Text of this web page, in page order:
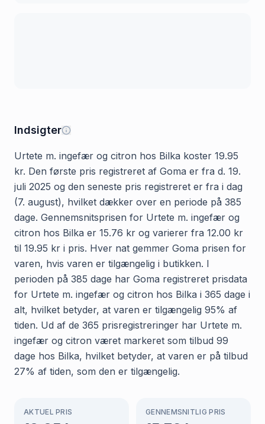
Indsigter
Urtete m. ingefær og citron hos Bilka koster 19.95
kr. Den første pris registreret af Goma er fra d. 19.
juli 2025 og den seneste pris registreret er fra i dag
(7. august), hvilket dækker over en periode på 385
dage. Gennemsnitsprisen for Urtete m. ingefær og
citron hos Bilka er 15.76 kr og varierer fra 12.00 kr
til 19.95 kr i pris. Hver nat gemmer Goma prisen for
varen, hvis varen er tilgængelig i butikken. I
perioden på 385 dage har Goma registreret prisdata
for Urtete m. ingefær og citron hos Bilka i 365 dage i
alt, hvilket betyder, at varen er tilgængelig 95% af
tiden. Ud af de 365 prisregistreringer har Urtete m.
ingefær og citron været markeret som tilbud 99
dage hos Bilka, hvilket betyder, at varen er på tilbud
27% af tiden, som den er tilgængelig.
AKTUEL PRIS GENNEMSNITLIG PRIS